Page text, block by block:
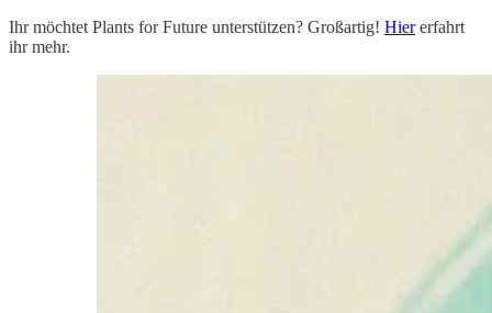
Ihr möchtet Plants for Future unterstützen? Großartig! Hiererfahrt
ihr mehr.